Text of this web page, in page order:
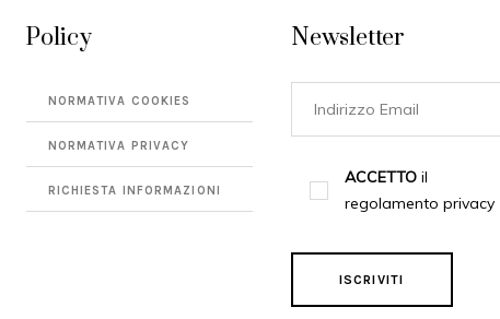
Policy
NORMATIVA COOKIES
NORMATIVA PRIVACY
RICHIESTA INFORMAZIONI
Newsletter
ACCETTOil
regolamento privacy